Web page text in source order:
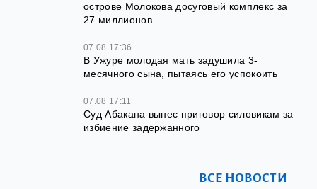
острове Молокова досуговый комплекс за
27 миллионов
07.08 17:36
В Ужуре молодая мать задушила 3-
месячного сына, пытаясь его успокоить
07.08 17:11
Суд Абакана вынес приговор силовикам за
избиение задержанного
ВСЕ НОВОСТИ